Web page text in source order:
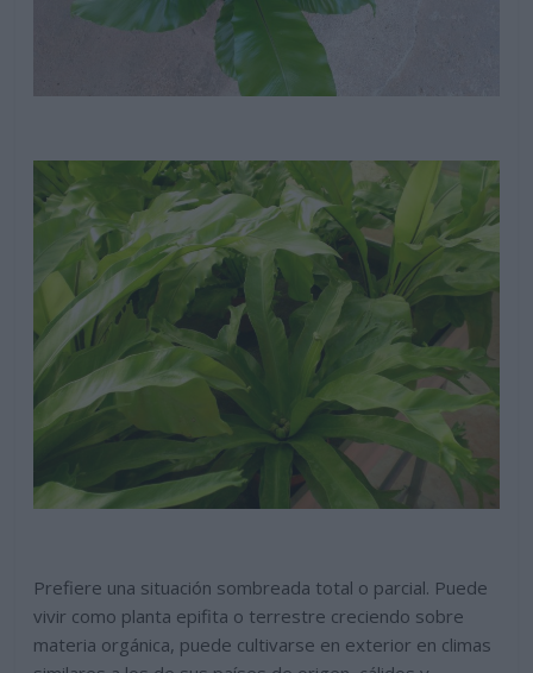
Prefiere una situación sombreada total o parcial. Puede
vivir como planta epifita o terrestre creciendo sobre
materia orgánica, puede cultivarse en exterior en climas